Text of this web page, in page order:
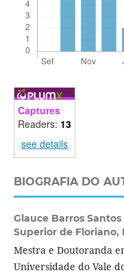
Captures
Readers: 13
see details
BIOGRAFIA DO
Glauce Barros
Superior de Floriano,
Mestra e Doutoranda
Universidade do Vale